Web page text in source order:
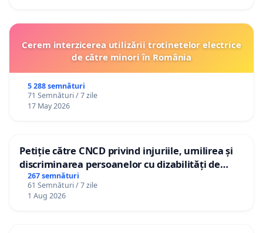
Cerem interzicerea utilizării trotinetelor electrice
de către minori în România
5 288 semnături
71 Semnături / 7 zile
17 May 2026
Petiție către CNCD privind injuriile, umilirea și
discriminarea persoanelor cu dizabilități de
către utilizatorul TikTok „Gorici”
267 semnături
61 Semnături / 7 zile
1 Aug 2026